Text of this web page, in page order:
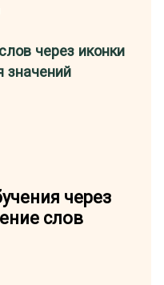
через иконки
значений
через
слов